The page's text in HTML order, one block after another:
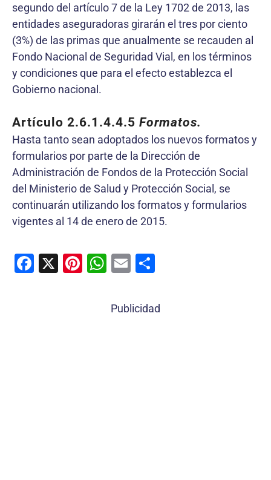
segundo del artículo 7 de la Ley 1702 de 2013, las
entidades aseguradoras girarán el tres por ciento
(3%) de las primas que anualmente se recauden al
Fondo Nacional de Seguridad Vial, en los términos
y condiciones que para el efecto establezca el
Gobierno nacional.
Artículo 2.6.1.4.4.5 Formatos.
Hasta tanto sean adoptados los nuevos formatos y
formularios por parte de la Dirección de
Administración de Fondos de la Protección Social
del Ministerio de Salud y Protección Social, se
continuarán utilizando los formatos y formularios
vigentes al 14 de enero de 2015.
F
X
Pi W
at
E
ai m
Publicidad